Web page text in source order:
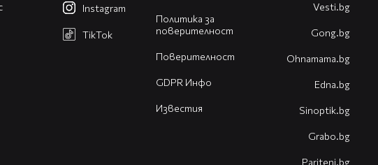
Политика за
поверителност
Поверителност
GDPR Инфо
Известия
Instagram
TikTok
Vesti.bg
Gong.bg
Оhnamama.bg
Edna.bg
Sinoptik.bg
Grabo.bg
Pariteni.bg